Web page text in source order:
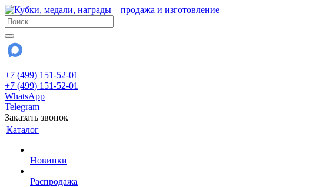
+7 (499) 151-52-01
+7 (499) 151-52-01
WhatsApp
Telegram
Заказать звонок
Каталог
Новинки
Распродажа